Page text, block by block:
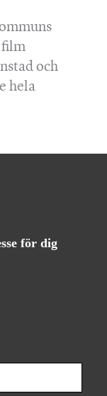
och
hela
för dig